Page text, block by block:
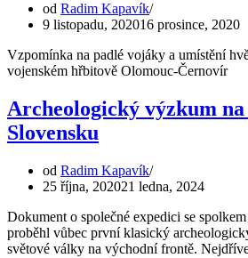
od Radim Kapavík
9 listopadu, 202016 prosince, 2020
Vzpomínka na padlé vojáky a umístění
vojenském hřbitově Olomouc-Černovír
Archeologický výzkum
Slovensku
od Radim Kapavík
25 října, 202021 ledna, 2024
Dokument o společné expedici se
proběhl vůbec první klasický
světové války na východní frontě.